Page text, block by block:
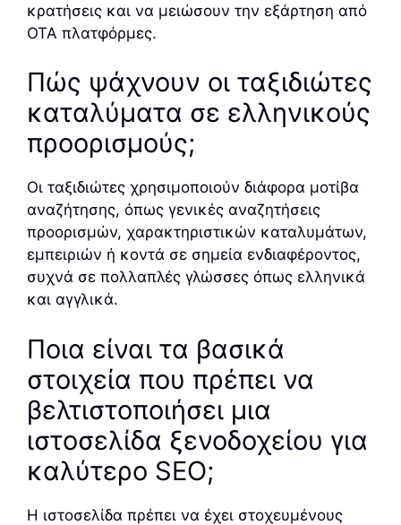
κρατήσεις και να μειώσουν την εξάρτηση από
OTA πλατφόρμες.
Πώς ψάχνουν οι ταξιδιώτες
καταλύματα σε ελληνικούς
προορισμούς;
Οι ταξιδιώτες χρησιμοποιούν διάφορα μοτίβα
αναζήτησης, όπως γενικές αναζητήσεις
προορισμών, χαρακτηριστικών καταλυμάτων,
εμπειριών ή κοντά σε σημεία ενδιαφέροντος,
συχνά σε πολλαπλές γλώσσες όπως ελληνικά
και αγγλικά.
Ποια είναι τα βασικά
στοιχεία που πρέπει να
βελτιστοποιήσει μια
ιστοσελίδα ξενοδοχείου για
καλύτερο SEO;
Η ιστοσελίδα πρέπει να έχει στοχευμένους